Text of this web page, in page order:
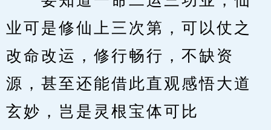
业可是修仙上三次第，可以仗之
改命改运，修行畅行，不缺资
源，甚至还能借此直观感悟大道
玄妙，岂是灵根宝体可比